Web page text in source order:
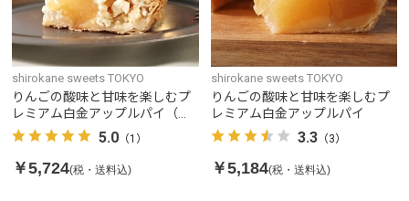
shirokane sweets TOKYO
りんごの酸味と甘味を楽しむプ
レミアム白金アップルパイ（チ
ーズ）
5.0 （1）
￥5,724(税・送料込)
shirokane sweets TOKYO
りんごの酸味と甘味を楽しむプ
レミアム白金アップルパイ
3.3（3）
￥5,184(税・送料込)